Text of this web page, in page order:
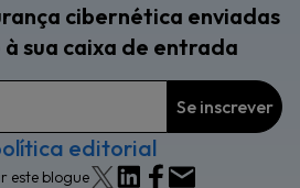
cibernética enviadas
sua caixa de entrada
editorial
este blogue